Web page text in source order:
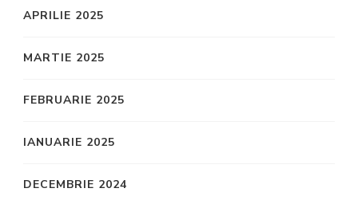
APRILIE 2025
MARTIE 2025
FEBRUARIE 2025
IANUARIE 2025
DECEMBRIE 2024